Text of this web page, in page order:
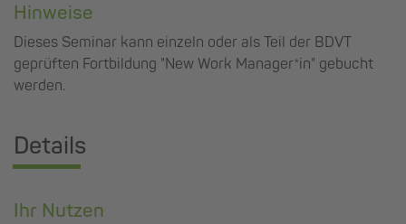
Hinweise
Dieses Seminar kann einzeln oder als Teil der BDVT
geprüften Fortbildung "New Work Manager*in" gebucht
werden.
Details
Ihr Nutzen